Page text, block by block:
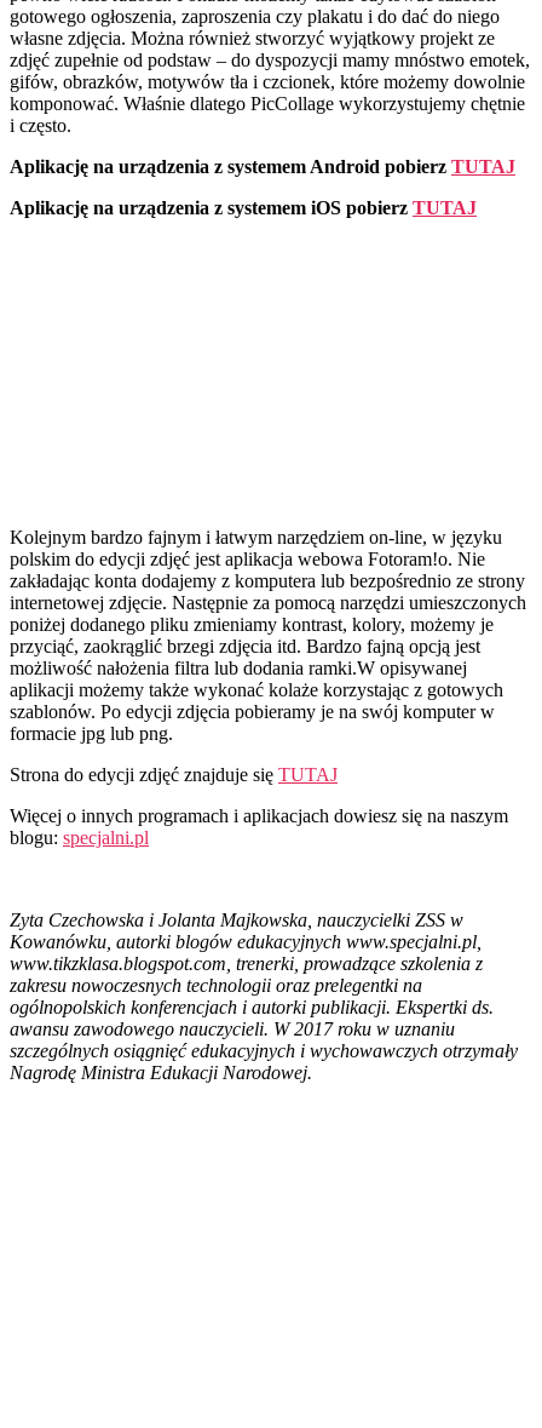
gotowego ogłoszenia, zaproszenia czy plakatu i do dać do niego
własne zdjęcia. Można również stworzyć wyjątkowy projekt ze
zdjęć zupełnie od podstaw – do dyspozycji mamy mnóstwo emotek,
gifów, obrazków, motywów tła i czcionek, które możemy dowolnie
komponować. Właśnie dlatego PicCollage wykorzystujemy chętnie
i często.
Aplikację na urządzenia z systemem Android pobierz TUTAJ
Aplikację na urządzenia z systemem iOS pobierz TUTAJ
Kolejnym bardzo fajnym i łatwym narzędziem on-line, w języku
polskim do edycji zdjęć jest aplikacja webowa Fotoram!o. Nie
zakładając konta dodajemy z komputera lub bezpośrednio ze strony
internetowej zdjęcie. Następnie za pomocą narzędzi umieszczonych
poniżej dodanego pliku zmieniamy kontrast, kolory, możemy je
przyciąć, zaokrąglić brzegi zdjęcia itd. Bardzo fajną opcją jest
możliwość nałożenia filtra lub dodania ramki.W opisywanej
aplikacji możemy także wykonać kolaże korzystając z gotowych
szablonów. Po edycji zdjęcia pobieramy je na swój komputer w
formacie jpg lub png.
Strona do edycji zdjęć znajduje się TUTAJ
Więcej o innych programach i aplikacjach dowiesz się na naszym
blogu: specjalni.pl
Zyta Czechowska i Jolanta Majkowska, nauczycielki ZSS w
Kowanówku, autorki blogów edukacyjnych www.specjalni.pl,
www.tikzklasa.blogspot.com, trenerki, prowadzące szkolenia z
zakresu nowoczesnych technologii oraz prelegentki na
ogólnopolskich konferencjach i autorki publikacji. Ekspertki ds.
awansu zawodowego nauczycieli. W 2017 roku w uznaniu
szczególnych osiągnięć edukacyjnych i wychowawczych otrzymały
Nagrodę Ministra Edukacji Narodowej.